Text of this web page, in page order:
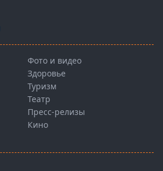
Фото и видео
Здоровье
Туризм
Театр
Пресс-релизы
Кино